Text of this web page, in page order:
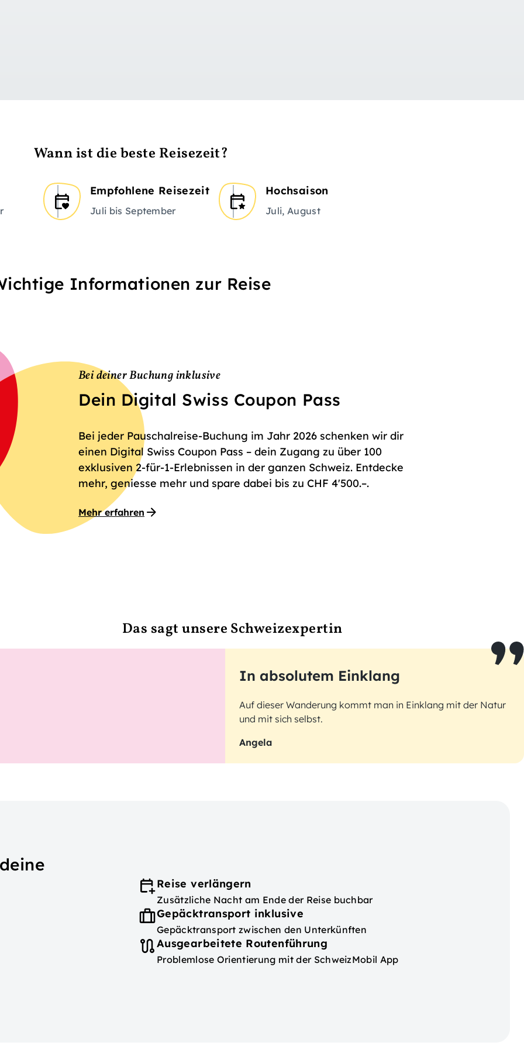
Wann ist die beste Reisezeit?
Empfohlene Reisezeit
Juli bis September
Hochsaison
Juli, August
Informationen zur Reise
Bei deiner Buchung inklusive
Dein Digital Swiss Coupon Pass
Bei jeder Pauschalreise-Buchung im Jahr 2026 schenken wir dir
einen Digital Swiss Coupon Pass – dein Zugang zu über 100
exklusiven 2-für-1-Erlebnissen in der ganzen Schweiz. Entdecke
mehr, geniesse mehr und spare dabei bis zu CHF 4'500.–.
Mehr erfahren
Das sagt unsere Schweizexpertin
In absolutem Einklang
Auf dieser Wanderung kommt man in Einklang mit der Natur
und mit sich selbst.
Angela
Reise verlängern
Zusätzliche Nacht am Ende der Reise buchbar
Gepäcktransport inklusive
Gepäcktransport zwischen den Unterkünften
Ausgearbeitete Routenführung
Problemlose Orientierung mit der SchweizMobil App